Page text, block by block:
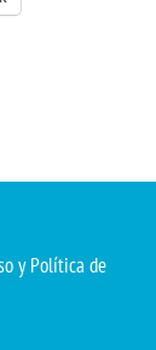
y Política de